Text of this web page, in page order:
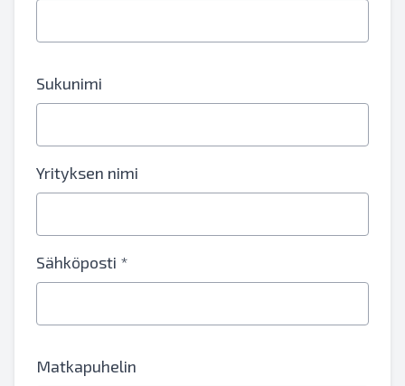
Sukunimi
Yrityksen nimi
Sähköposti *
Matkapuhelin